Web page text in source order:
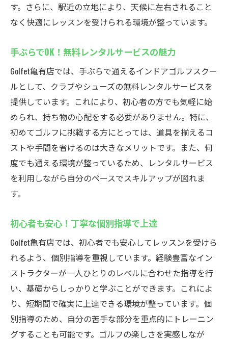
天候に関係なく快適に通えるインドア施設
初心者でも安心！亀有の個別指導ゴルフスクー
個別指導で自分に合ったスイングを発見
初心者も安心の丁寧な指導体制
スイング改善に最適なレッスン環境
通いやすさ抜群！亀有駅近で便利
手ぶらで気軽に参加できるゴルフスクール
定額制プランで効率的に上達
定額制で通い放題！亀有のゴルフスクール紹介
定額制でコストパフォーマンス抜群のレッ
手ぶらで通える！クラブとシューズ無料レ
ンタル
亀有駅徒歩2分！通いやすいインドア施設
多彩な特典でさらにお得に通える
天候に左右されない快適な練習環境
亀有駅近くの便利なインドアゴルフスクール
亀有駅から徒歩2分！通いやすい立地
す。さらに、駅近の立地により、天候に左右されること
なく快適にレッスンを受けられる環境が整っています。
手ぶらでOK！無料レンタルサービスの魅力
Golfet亀有店では、手ぶらで通えるインドアゴルフスクー
ルとして、クラブやシューズの無料レンタルサービスを
提供しています。これにより、初心者の方でも気軽に始
められ、持ち物の心配をする必要がありません。特に、
初めてゴルフに挑戦する方にとっては、道具を揃えるコ
ストや手間を省けるのは大きなメリットです。また、何
度でも通える環境が整っているため、レンタルサービス
を利用しながら自分のペースでスキルアップが図れま
す。
初心者も安心！丁寧な個別指導で上達
Golfet亀有店では、初心者でも安心してレッスンを受けら
れるよう、個別指導を重視しています。経験豊富なイン
ストラクターが一人ひとりのレベルに合わせた指導を行
い、基礎からしっかりと学ぶことができます。これによ
り、短期間で確実に上達できる環境が整っています。個
別指導のため、自分の苦手な部分を重点的にトレーニン
グすることも可能です。ゴルフの楽しさを実感しなが